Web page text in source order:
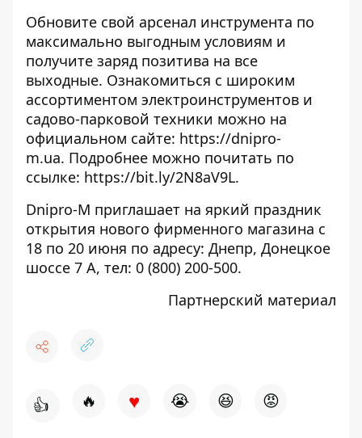
Обновите свой арсенал инструмента по
максимально выгодным условиям и
получите заряд позитива на все
выходные. Ознакомиться с широким
ассортиментом электроинструментов и
садово-парковой техники можно на
официальном сайте: https://dnipro-
m.ua. Подробнее можно почитать по
ссылке: https://bit.ly/2N8aV9L.
Dnipro-M приглашает на яркий праздник
открытия нового фирменного магазина с
18 по 20 июня по адресу: Днепр, Донецкое
шоссе 7 А, тел: 0 (800) 200-500.
Партнерский материал
👍 🔥 ♥ 😭 😆 😡